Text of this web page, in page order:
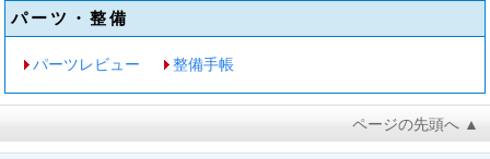
パーツ・整備
パーツレビュー 整備手帳
ページの先頭へ ▲